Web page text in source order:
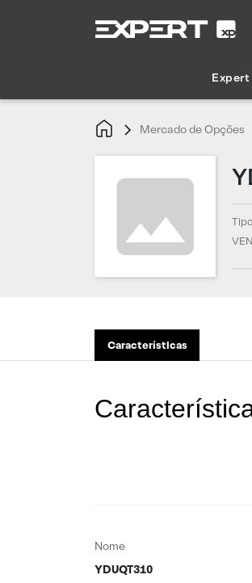
Expert
Mercado de Opções
Tipo
Características
Nome
YDUQT310